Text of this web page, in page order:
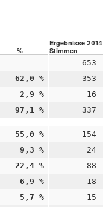
Ergebnisse 2014
% Stimmen
653
62,0 % 353
2,9 % 16
97,1 % 337
55,0 % 154
9,3 % 24
22,4 % 88
6,9 % 18
5,7 % 15